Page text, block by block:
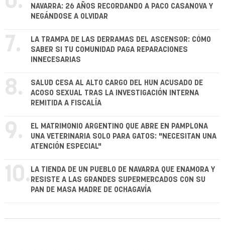
NAVARRA: 26 AÑOS RECORDANDO A PACO CASANOVA Y
NEGÁNDOSE A OLVIDAR
7.
LA TRAMPA DE LAS DERRAMAS DEL ASCENSOR: CÓMO
SABER SI TU COMUNIDAD PAGA REPARACIONES
INNECESARIAS
8.
SALUD CESA AL ALTO CARGO DEL HUN ACUSADO DE
ACOSO SEXUAL TRAS LA INVESTIGACIÓN INTERNA
REMITIDA A FISCALÍA
9.
EL MATRIMONIO ARGENTINO QUE ABRE EN PAMPLONA
UNA VETERINARIA SOLO PARA GATOS: "NECESITAN UNA
ATENCIÓN ESPECIAL"
10. LA TIENDA DE UN PUEBLO DE NAVARRA QUE ENAMORA Y
RESISTE A LAS GRANDES SUPERMERCADOS CON SU
PAN DE MASA MADRE DE OCHAGAVÍA